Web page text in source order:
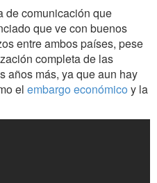
de comunicación que
que ve con buenos
entre ambos países, pese
completa de las
años más, ya que aun hay
el embargo económico y la